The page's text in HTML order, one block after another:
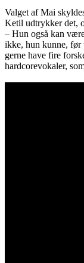
Valget af Mai
Ketil udtrykker det,
– Hun også kan
ikke, hun kunne, før
gerne have fire
hardcorevokaler,